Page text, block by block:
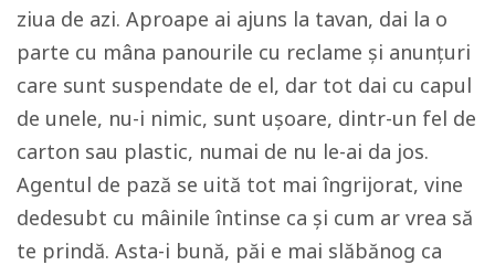
ziua de azi. Aproape ai ajuns la tavan, dai la o
parte cu mâna panourile cu reclame și anunțuri
care sunt suspendate de el, dar tot dai cu capul
de unele, nu-i nimic, sunt ușoare, dintr-un fel de
carton sau plastic, numai de nu le-ai da jos.
Agentul de pază se uită tot mai îngrijorat, vine
dedesubt cu mâinile întinse ca și cum ar vrea să
te prindă. Asta-i bună, păi e mai slăbănog ca